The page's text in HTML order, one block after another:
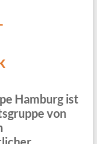
Hamburg ist
von